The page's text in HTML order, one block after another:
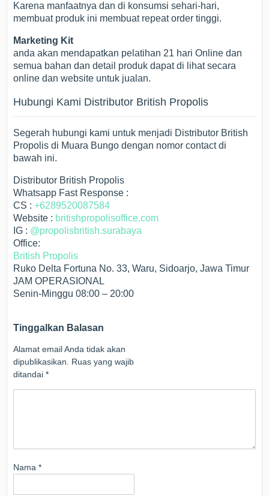
Karena manfaatnya dan di konsumsi sehari-hari,
membuat produk ini membuat repeat order tinggi.
Marketing Kit
anda akan mendapatkan pelatihan 21 hari Online dan
semua bahan dan detail produk dapat di lihat secara
online dan website untuk jualan.
Hubungi Kami Distributor British Propolis
Segerah hubungi kami untuk menjadi Distributor British
Propolis di Muara Bungo dengan nomor contact di
bawah ini.
Distributor British Propolis
Whatsapp Fast Response :
CS :+6289520087584
Website : britishpropolisoffice.com
IG : @propolisbritish.surabaya
Office:
British Propolis
Ruko Delta Fortuna No. 33, Waru, Sidoarjo, Jawa Timur
JAM OPERASIONAL
Senin-Minggu 08:00 – 20:00
Tinggalkan Balasan
Alamat email Anda tidak akan
dipublikasikan.
Ruas yang wajib
ditandai*
Nama*